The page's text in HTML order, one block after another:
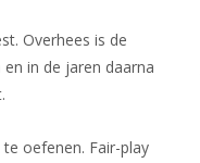
Overhees is de
in de jaren daarna
oefenen. Fair-play